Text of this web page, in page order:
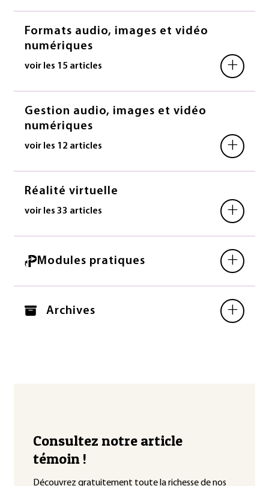
Formats audio, images et vidéo
numériques
voir les 15 articles +
Gestion audio, images et vidéo
numériques
voir les 12 articles +
Réalité virtuelle
voir les 33 articles +
Modules pratiques +
Archives +
Consultez notre article
témoin !
Découvrez gratuitement toute la richesse de nos